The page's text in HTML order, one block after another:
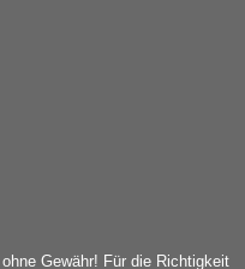
Gewähr! Für die Richtigkeit